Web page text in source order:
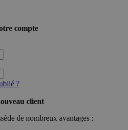
compte
?
client
de nombreux avantages :